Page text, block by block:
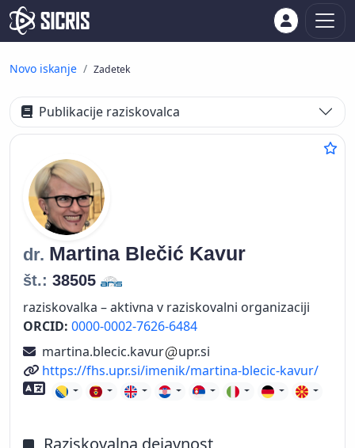
Novo iskanje Zadetek
Publikacije raziskovalca
dr. Martina Blečić Kavur
št.: 38505
raziskovalka – aktivna v raziskovalni organizaciji
ORCID: 0000-0002-7626-6484
martina.blecic.kavur
upr.si
Spletni naslov
https://fhs.upr.si/imenik/martina-blecic-kavur/
Znanje tujih jezikov
Raziskovalna dejavnost